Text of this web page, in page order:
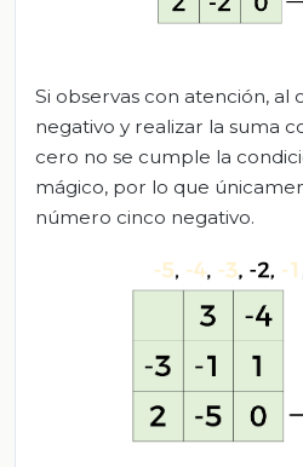
Si observas con atención, al
negativo y realizar la suma
cero no se cumple la
mágico, por lo que
número cinco negativo.